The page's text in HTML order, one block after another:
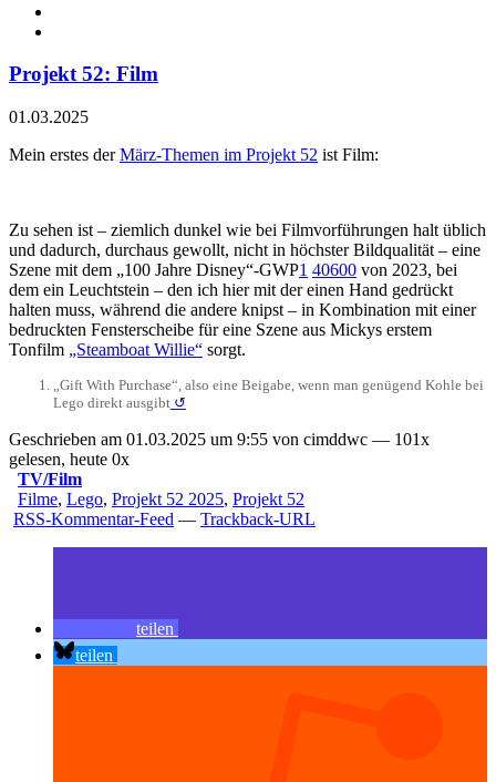
Projekt 52: Film
01.03.2025
Mein erstes derMärz-Themen im Projekt 52 ist Film:
Zu sehen ist – ziemlich dunkel wie bei Filmvorführungen halt üblich
und dadurch, durchaus gewollt, nicht in höchster Bildqualität – eine
Szene mit dem „100 Jahre Disney“-GWP1 40600 von 2023, bei
dem ein Leuchtstein – den ich hier mit der einen Hand gedrückt
halten muss, während die andere knipst – in Kombination mit einer
bedruckten Fensterscheibe für eine Szene aus Mickys erstem
Tonfilm „Steamboat Willie“ sorgt.
„Gift With Purchase“, also eine Beigabe, wenn man genügend Kohle bei
Lego direkt ausgibt ↺
Geschrieben am 01.03.2025 um 9:55 von cimddwc — 101x
gelesen, heute 0x
TV/Film
Filme, Lego, Projekt 52 2025, Projekt 52
RSS-Kommentar-Feed — Trackback-URL
teilen
teilen